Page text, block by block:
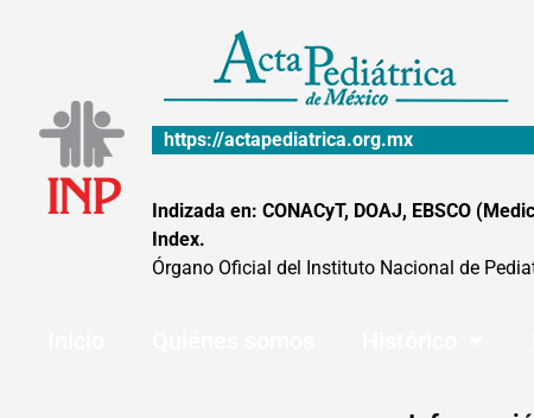
https://actapediatrica.org.mx
Indizada en: CONACyT, DOAJ, EBSCO
Index.
Órgano Oficial del Instituto Nacional de